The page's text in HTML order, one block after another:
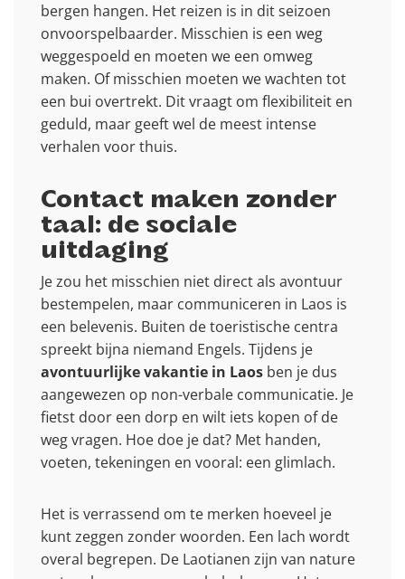
bergen hangen. Het reizen is in dit seizoen
onvoorspelbaarder. Misschien is een weg
weggespoeld en moeten we een omweg
maken. Of misschien moeten we wachten tot
een bui overtrekt. Dit vraagt om flexibiliteit en
geduld, maar geeft wel de meest intense
verhalen voor thuis.
Contact maken zonder
taal: de sociale
uitdaging
Je zou het misschien niet direct als avontuur
bestempelen, maar communiceren in Laos is
een belevenis. Buiten de toeristische centra
spreekt bijna niemand Engels. Tijdens je
avontuurlijke vakantie in Laos ben je dus
aangewezen op non-verbale communicatie. Je
fietst door een dorp en wilt iets kopen of de
weg vragen. Hoe doe je dat? Met handen,
voeten, tekeningen en vooral: een glimlach.
Het is verrassend om te merken hoeveel je
kunt zeggen zonder woorden. Een lach wordt
overal begrepen. De Laotianen zijn van nature